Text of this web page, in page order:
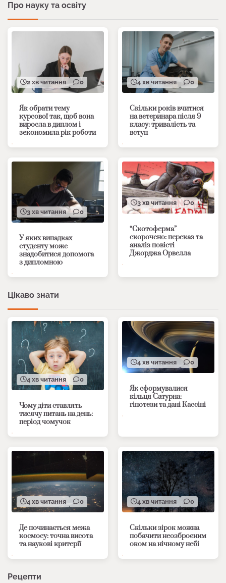
Про науку та освіту
2 хв читання 0
Як обрати тему
курсової так, щоб вона
виросла в диплом і
зекономила рік роботи
4 хв читання 0
Скільки років вчитися
на ветеринара після 9
класу: тривалість та
вступ
3 хв читання 0
У яких випадках
студенту може
знадобитися допомога
з дипломною
3 хв читання 0
“Скотоферма”
скорочено: переказ та
аналіз повісті
Джорджа Орвелла
Цікаво знати
4 хв читання 0
Чому діти ставлять
тисячу питань на день:
період чомучок
4 хв читання 0
Як сформувалися
кільця Сатурна:
гіпотези та дані Кассіні
4 хв читання 0
Де починається межа
космосу: точна висота
та наукові критерії
4 хв читання 0
Скільки зірок можна
побачити неозброєним
оком на нічному небі
Рецепти